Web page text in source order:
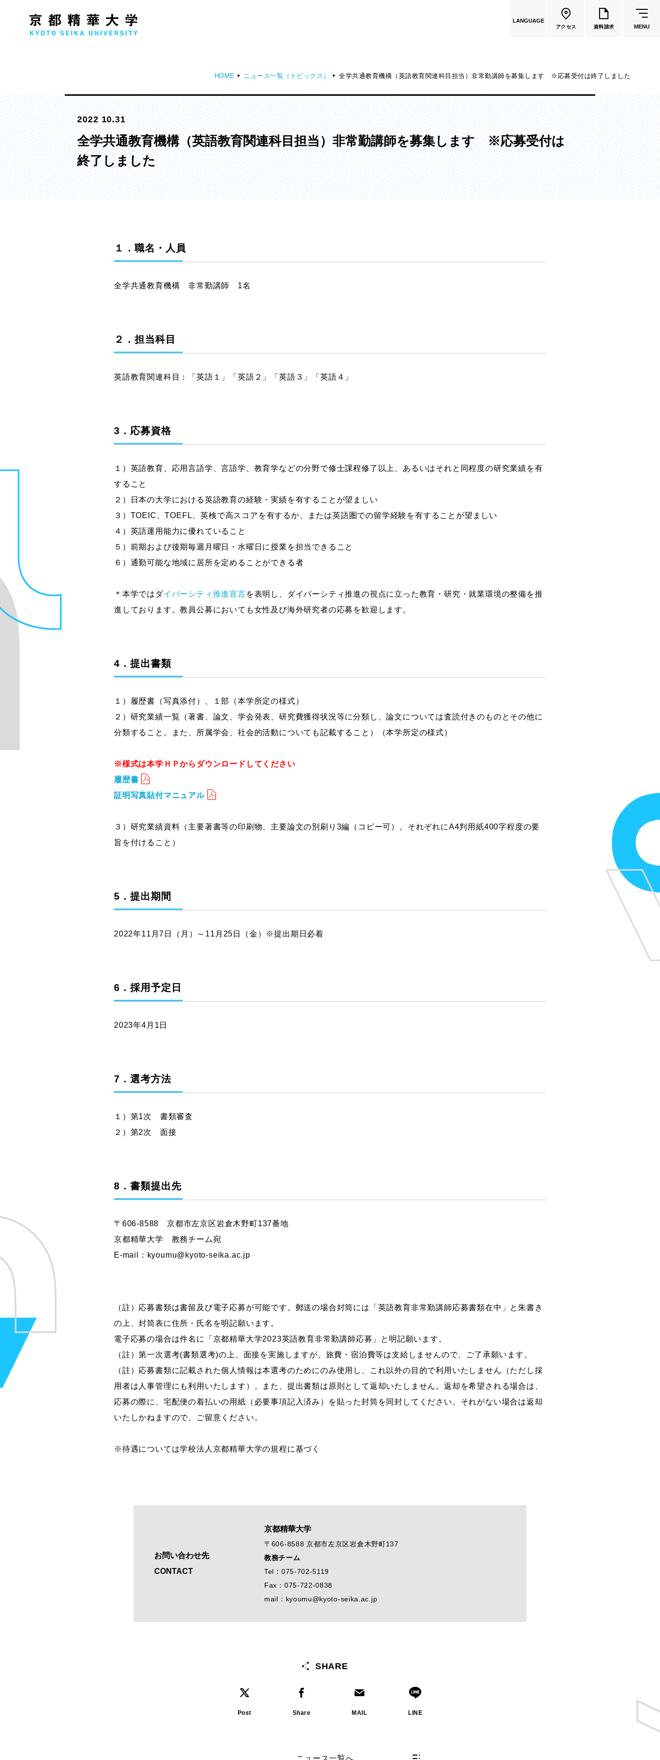
LANGUAGE
アクセス 資料請求 MENU
人文学部
歴史コース
文学コース
社会コース
国際文化コース
国際日本学コース
メディア表現学部
メディア表現学科
芸術学部
造形学科
デジタルクリエイションコース
プロダクトデザイン学科
アニメーションコース
共通教育
教員一覧
国際文化学部
（2026年度募集停止）
カートゥーンコース
創造情報学部
HOME ニュース一覧（トピックス） 全学共通教育機構（英語教育関連科目担当）非常勤講師を募集します ※応募受付は終了しました
2022 10.31
全学共通教育機構（英語教育関連科目担当）非常勤講師を募集します ※応募受付は
終了しました
１．職名・人員
全学共通教育機構 非常勤講師 1名
２．担当科目
英語教育関連科目：「英語１」「英語２」「英語３」「英語４」
3．応募資格
１）英語教育、応用言語学、言語学、教育学などの分野で修士課程修了以上、あるいはそれと同程度の研究業績を有
すること
２）日本の大学における英語教育の経験・実績を有することが望ましい
３）TOEIC、TOEFL、英検で高スコアを有するか、または英語圏での留学経験を有することが望ましい
４）英語運用能力に優れていること
５）前期および後期毎週月曜日・水曜日に授業を担当できること
６）通勤可能な地域に居所を定めることができる者
＊本学ではダイバーシティ推進宣言を表明し、ダイバーシティ推進の視点に立った教育・研究・就業環境の整備を推
進しております。教員公募においても女性及び海外研究者の応募を歓迎します。
4．提出書類
１）履歴書（写真添付）、１部（本学所定の様式）
２）研究業績一覧（著書、論文、学会発表、研究費獲得状況等に分類し、論文については査読付きのものとその他に
分類すること。また、所属学会、社会的活動についても記載すること）（本学所定の様式）
※様式は本学ＨＰからダウンロードしてください
履歴書
証明写真貼付マニュアル
３）研究業績資料（主要著書等の印刷物、主要論文の別刷り3編（コピー可）。それぞれにA4判用紙400字程度の要
旨を付けること）
5．提出期間
2022年11月7日（月）～11月25日（金）※提出期日必着
6．採用予定日
2023年4月1日
7．選考方法
１）第1次 書類審査
２）第2次 面接
8．書類提出先
〒606-8588 京都市左京区岩倉木野町137番地
京都精華大学 教務チーム宛
E-mail：kyoumu@kyoto-seika.ac.jp
（註）応募書類は書留及び電子応募が可能です。郵送の場合封筒には「英語教育非常勤講師応募書類在中」と朱書き
の上、封筒表に住所・氏名を明記願います。
電子応募の場合は件名に「京都精華大学2023英語教育非常勤講師応募」と明記願います。
（註）第一次選考(書類選考)の上、面接を実施しますが、旅費・宿泊費等は支給しませんので、ご了承願います。
（註）応募書類に記載された個人情報は本選考のためにのみ使用し、これ以外の目的で利用いたしません（ただし採
用者は人事管理にも利用いたします）。また、提出書類は原則として返却いたしません。返却を希望される場合は、
応募の際に、宅配便の着払いの用紙（必要事項記入済み）を貼った封筒を同封してください。それがない場合は返却
いたしかねますので、ご留意ください。
※待遇については学校法人京都精華大学の規程に基づく
お問い合わせ先
CONTACT
京都精華大学
〒606-8588 京都市左京区岩倉木野町137
教務チーム
Tel：075-702-5119
Fax：075-722-0838
mail：kyoumu@kyoto-seika.ac.jp
SHARE
Post Share MAIL LINE
ニュース一覧へ